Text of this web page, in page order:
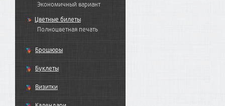
Экономичный вариант
Цветные билеты
Полноцветная печать
Брошюры
Буклеты
Визитки